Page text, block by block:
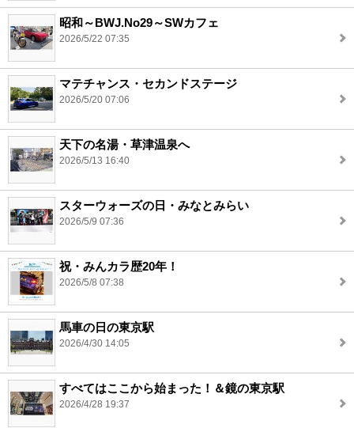
昭和～BWJ.No29～SWカフェ
2026/5/22 07:35
マテチャンス・セカンドステージ
2026/5/20 07:06
天下の名湯・草津温泉へ
2026/5/13 16:40
スターウォーズの日・みなとみらい
2026/5/9 07:36
祝・みんカラ歴20年！
2026/5/8 07:38
馬車の日の東京駅
2026/4/30 14:05
すべてはここから始まった！＆鏡の東京駅
2026/4/28 19:37